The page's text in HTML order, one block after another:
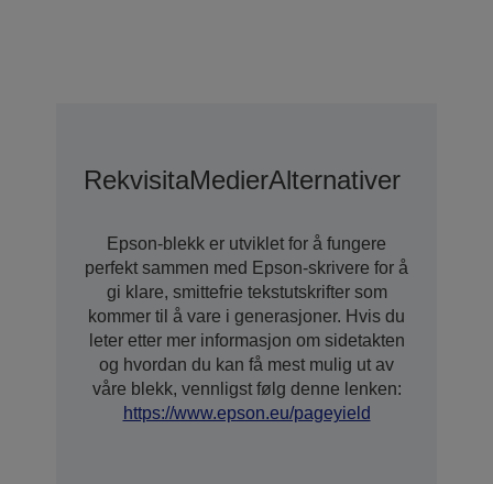
RekvisitaMedierAlternativer
Epson-blekk er utviklet for å fungere
perfekt sammen med Epson-skrivere for å
gi klare, smittefrie tekstutskrifter som
kommer til å vare i generasjoner. Hvis du
leter etter mer informasjon om sidetakten
og hvordan du kan få mest mulig ut av
våre blekk, vennligst følg denne lenken:
https://www.epson.eu/pageyield